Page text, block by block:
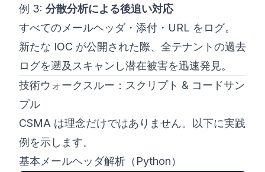
例 3: 分散分析による後追い対応
すべてのメールヘッダ・添付・URL をログ。
新たな IOC が公開された際、全テナントの過去
ログを遡及スキャンし潜在被害を迅速発見。
技術ウォークスルー：スクリプト & コードサン
プル
CSMA は理念だけではありません。以下に実践
例を示します。
基本メールヘッダ解析（Python）